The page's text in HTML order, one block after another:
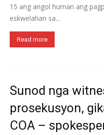
15 ang angol human ang
eskwelahan sa...
Read more
Sunod nga
prosekusyon,
COA –